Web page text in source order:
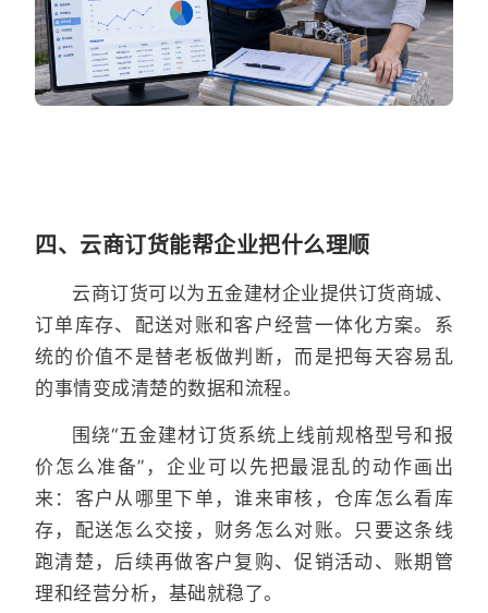
四、云商订货能帮企业把什么理顺
云商订货可以为五金建材企业提供订货商城、
订单库存、配送对账和客户经营一体化方案。系
统的价值不是替老板做判断，而是把每天容易乱
的事情变成清楚的数据和流程。
围绕“五金建材订货系统上线前规格型号和报
价怎么准备”，企业可以先把最混乱的动作画出
来：客户从哪里下单，谁来审核，仓库怎么看库
存，配送怎么交接，财务怎么对账。只要这条线
跑清楚，后续再做客户复购、促销活动、账期管
理和经营分析，基础就稳了。